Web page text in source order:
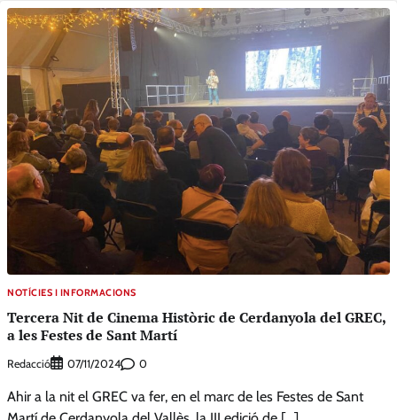
NOTÍCIES I INFORMACIONS
Tercera Nit de Cinema Històric de Cerdanyola del GREC,
a les Festes de Sant Martí
Redacció 07/11/2024 0
Ahir a la nit el GREC va fer, en el marc de les Festes de Sant